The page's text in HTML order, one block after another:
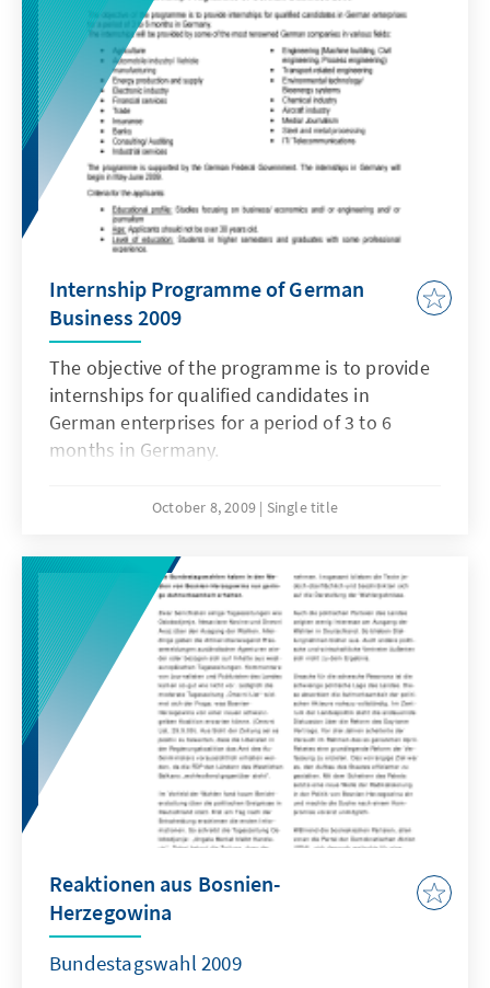
world of themedia.
Internship Programme of German
Business 2009
The objective of the programme is to provide
internships for qualified candidates in
German enterprises for a period of 3 to 6
months in Germany.
October 8, 2009 Single title
Reaktionen aus Bosnien-
Herzegowina
Bundestagswahl 2009